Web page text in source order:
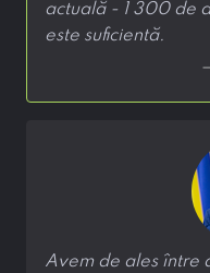
actuală - 1 300 de
este suficientă.
Avem de ales între